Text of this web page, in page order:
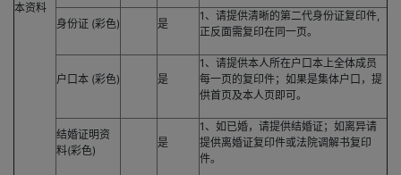
本资料
身份证 (彩色) 是
1、请提供清晰的第二代身份证复印件,
正反面需复印在同一页。
户口本 (彩色) 是
1、请提供本人所在户口本上全体成员
每一页的复印件；如果是集体户口，提
供首页及本人页即可。
结婚证明资
料(彩色)
是
1、如已婚，请提供结婚证；如离异请
提供离婚证复印件或法院调解书复印
件。